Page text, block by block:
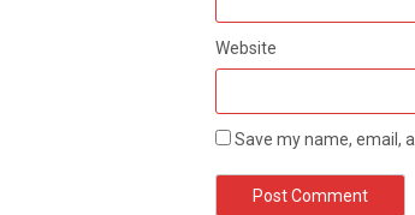
Website
Save my name, email,